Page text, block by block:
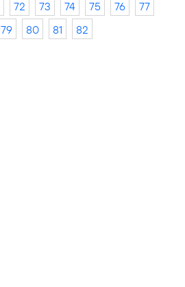
72 73 74 75 76
77
79 80 81 82